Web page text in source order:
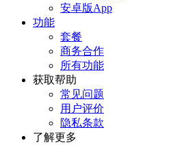
安卓版App
功能
套餐
商务合作
所有功能
获取帮助
常见问题
用户评价
隐私条款
了解更多